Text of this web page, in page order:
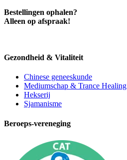
Bestellingen ophalen?
Alleen op afspraak!
Gezondheid & Vitaliteit
Chinese geneeskunde
Mediumschap & Trance Healing
Hekserij
Sjamanisme
Beroeps-vereneging